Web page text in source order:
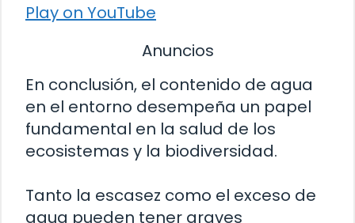
Play on YouTube
Anuncios
En conclusión, el contenido de agua
en el entorno desempeña un papel
fundamental en la salud de los
ecosistemas y la biodiversidad.
Tanto la escasez como el exceso de
agua pueden tener graves